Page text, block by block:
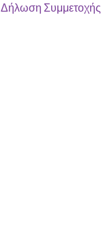
Δήλωση Συμμετοχής